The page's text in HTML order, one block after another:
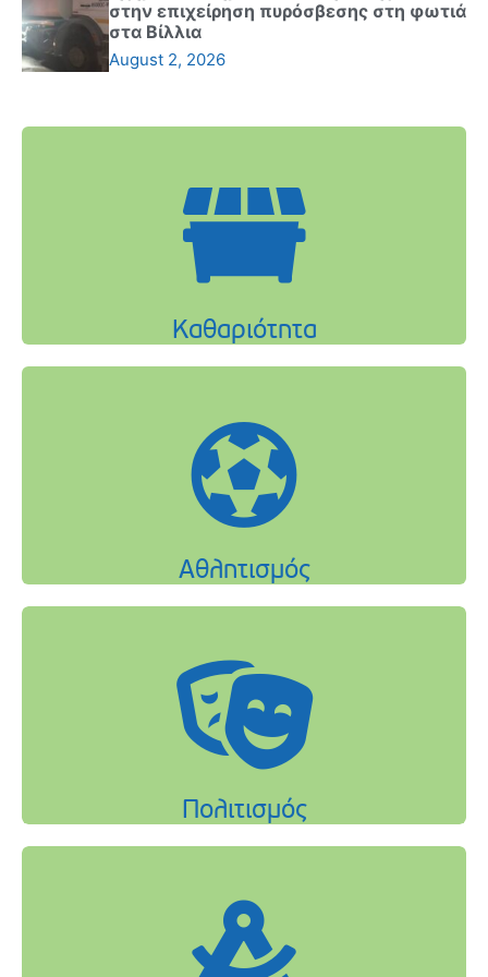
στην επιχείρηση πυρόσβεσης στη φωτιά
στα Βίλλια
August 2, 2026